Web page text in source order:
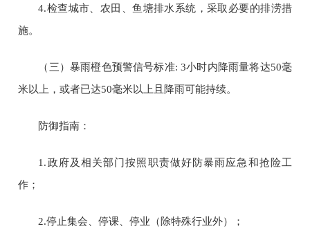
4.检查城市、农田、鱼塘排水系统，采取必要的排涝措
施。
（三）暴雨橙色预警信号标准: 3小时内降雨量将达50毫
米以上，或者已达50毫米以上且降雨可能持续。
防御指南：
1.政府及相关部门按照职责做好防暴雨应急和抢险工
作；
2.停止集会、停课、停业（除特殊行业外）；